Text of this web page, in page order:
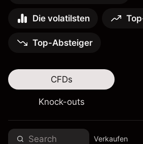
Die volatilsten
Top-Absteiger
CFDs
Knock-outs
Verkaufen